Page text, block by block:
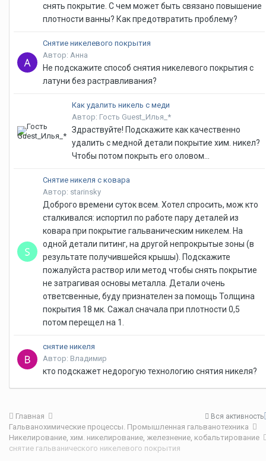
снять покрытие. С чем может быть связано повышение
плотности ванны? Как предотвратить проблему?
Снятие никелевого покрытия
Автор: Анна
Не подскажите способ снятия никелевого покрытия с
латуни без растравливания?
Как удалить никель с меди
Автор: Гость Guest_Илья_*
Здраствуйте! Подскажите как качественно
удалить с медной детали покрытие хим. никел?
Чтобы потом покрыть его оловом...
Снятие никеля с ковара
Автор: starinsky
Доброго времени суток всем. Хотел спросить, мож кто
сталкивался: испортил по работе пару деталей из
ковара при покрытие гальваническим никелем. На
одной детали питинг, на другой непрокрытые зоны (в
результате получившейся крышы). Подскажите
пожалуйста раствор или метод чтобы снять покрытие
не затрагивая основы металла. Детали очень
ответсвенные, буду признателен за помощь Толщина
покрытия 18 мк. Сажал сначала при плотности 0,5
потом перещел на 1.
снятие никеля
Автор: Владимир
кто подскажет недорогую технологию снятия никеля?
Вся активность
Главная
Гальванохимические процессы. Промышленная гальванотехника
Никелирование, хим. никелирование, железнение, кобальтирование
снятиe гальванического никелевого покрытия